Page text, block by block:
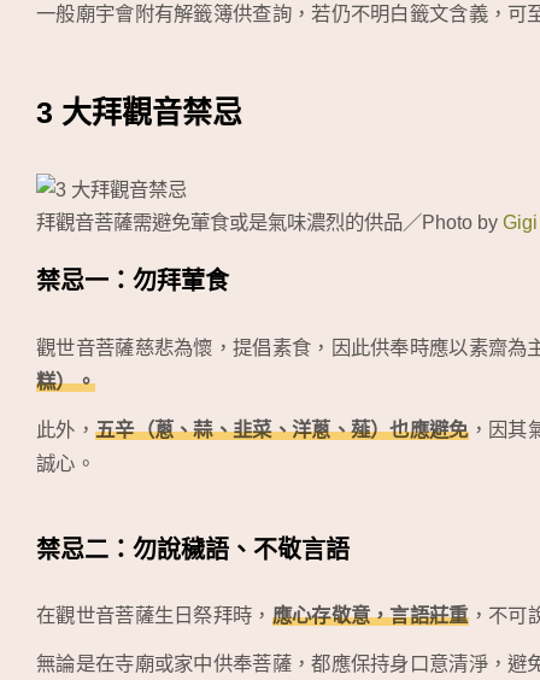
一般廟宇會附有解籤簿供查詢，若仍不明白籤文含義，可
3 大拜觀音禁忌
拜觀音菩薩需避免葷食或是氣味濃烈的供品／Photo by Gigi
禁忌一：勿拜葷食
觀世音菩薩慈悲為懷，提倡素食，因此供奉時應以素齋為
糕）。
此外， 五辛（蔥、蒜、韭菜、洋蔥、薤）也應避免，因其
誠心。
禁忌二：勿說穢語、不敬言語
在觀世音菩薩生日祭拜時， 應心存敬意，言語莊重，不可
無論是在寺廟或家中供奉菩薩，都應保持身口意清淨，避